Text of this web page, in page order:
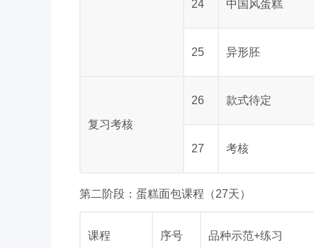
24 中国风蛋糕
25 异形胚
复习考核
26 款式待定
27 考核
第二阶段：蛋糕面包课程（27天）
课程 序号 品种示范+练习